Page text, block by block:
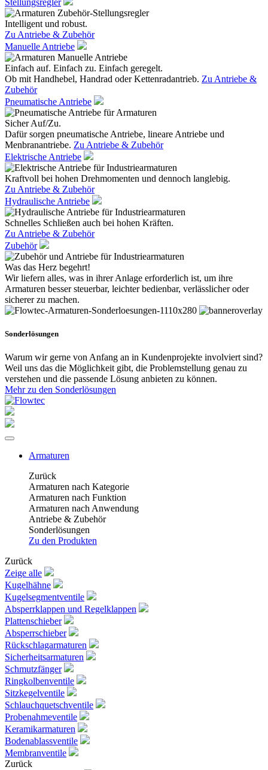
Stellungsregler
Intelligent und robust.
Zu Antriebe & Zubehör
Manuelle Antriebe
Einfach auf. Einfach zu. Einfach geregelt.
Ob mit Handhebel, Handrad oder Kettenradantrieb. Zu Antriebe &
Zubehör
Pneumatische Antriebe
Sicher Auf/Zu.
Dafür sorgen pneumatische Antriebe, lineare Antriebe und
Menbranantriebe. Zu Antriebe & Zubehör
Elektrische Antriebe
Kraftvoll bei hohen Drehmomenten und dennoch langlebig.
Zu Antriebe & Zubehör
Hydraulische Antriebe
Schnelles Schließen auch bei hohen Kräften.
Zu Antriebe & Zubehör
Zubehör
Was das Herz begehrt!
Wir liefern alles, was in ihrer Anlage erforderlich ist, um ihre
Armaturen besser steuerbar, leichter bedienbar, verlässlicher oder
sicherer zu machen.
Sonderlösungen
Warum wir gerne von Anfang an in Kundenprojekte involviert sind?
Weil uns das die Möglichkeit gibt, die Problemstellung genau zu
verstehen und die passende Lösung anbieten zu können.
Mehr zu den Sonderlösungen
Armaturen
Zurück
Armaturen nach Kategorie
Armaturen nach Funktion
Armaturen nach Anwendung
Antriebe & Zubehör
Sonderlösungen
Zu den Produkten
Zurück
Zeige alle
Kugelhähne
Kugelsegmentventile
Absperrklappen und Regelklappen
Plattenschieber
Absperrschieber
Rückschlagarmaturen
Sicherheitsarmaturen
Schmutzfänger
Ringkolbenventile
Sitzkegelventile
Schlauchquetschventile
Probenahmeventile
Keramikarmaturen
Bodenablassventile
Membranventile
Zurück